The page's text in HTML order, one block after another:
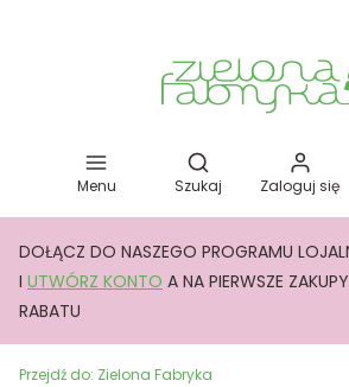
Menu
Otwórz
Szukaj Zaloguj się
DOŁĄCZ DO NASZEGO PROGRAMU
I UTWÓRZ KONTO A NA PIERWSZE
RABATU
Przejdź do: Zielona Fabryka